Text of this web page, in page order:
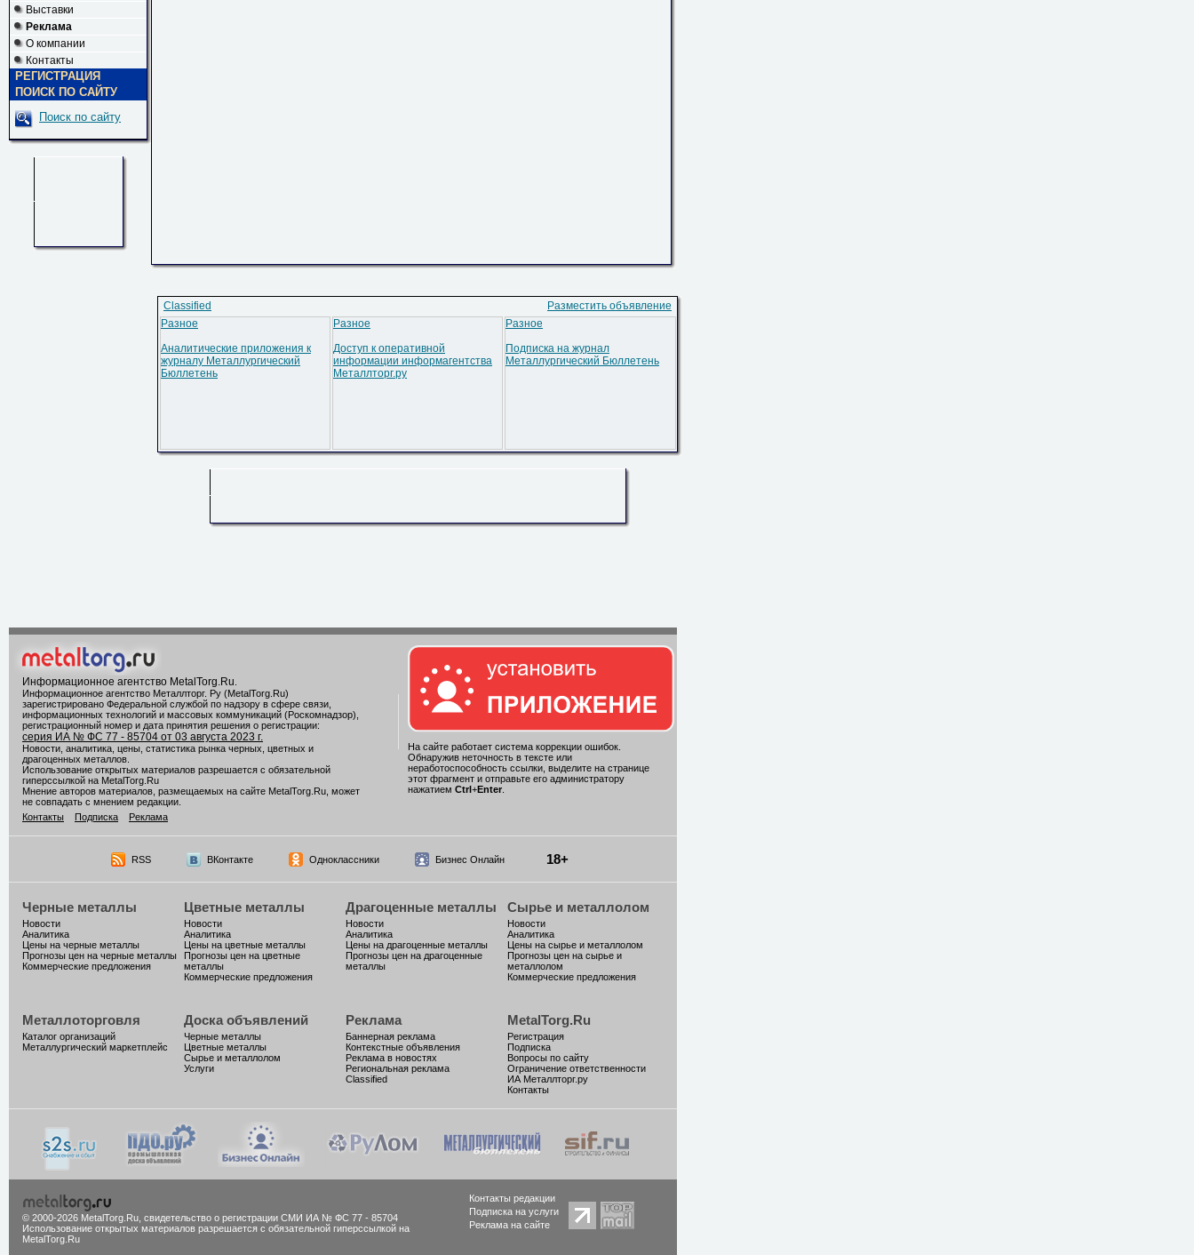
Выставки
Реклама
О компании
Контакты
РЕГИСТРАЦИЯ
ПОИСК ПО САЙТУ
Поиск по сайту
Classified
Разместить объявление
Разное
Аналитические приложения к
журналу Металлургический
Бюллетень
Разное
Доступ к оперативной
информации информагентства
Металлторг.ру
Разное
Подписка на журнал
Металлургический Бюллетень
Информационное агентство MetalTorg.Ru
Информационное агентство Металлторг. Ру (MetalTorg.Ru)
зарегистрировано Федеральной службой по надзору в сфере связи,
информационных технологий и массовых коммуникаций (Роскомнадзор),
регистрационный номер и дата принятия решения о регистрации:
серия ИА № ФС 77 - 85704 от 03 августа 2023 г.
Новости, аналитика, цены, статистика рынка черных, цветных и
драгоценных металлов.
Использование открытых материалов разрешается с обязательной
гиперссылкой на MetalTorg.Ru
Мнение авторов материалов, размещаемых на сайте MetalTorg.Ru, может
не совпадать с мнением редакции.
Контакты
Подписка Реклама
На сайте работает система коррекции ошибок.
Обнаружив неточность в тексте или
неработоспособность ссылки, выделите на странице
этот фрагмент и отправьте его администратору
нажатием Ctrl +Enter.
RSS ВКонтакте Одноклассники Бизнес Онлайн 18+
Черные металлы
Новости
Аналитика
Цены на черные металлы
Прогнозы цен на черные металлы
Коммерческие предложения
Цветные металлы
Новости
Аналитика
Цены на цветные металлы
Прогнозы цен на цветные
металлы
Коммерческие предложения
Драгоценные металлы
Новости
Аналитика
Цены на драгоценные металлы
Прогнозы цен на драгоценные
металлы
Сырье и металлолом
Новости
Аналитика
Цены на сырье и металлолом
Прогнозы цен на сырье и
металлолом
Коммерческие предложения
Металлоторговля
Каталог организаций
Металлургический маркетплейс
Доска объявлений
Черные металлы
Цветные металлы
Сырье и металлолом
Услуги
Реклама
Баннерная реклама
Контекстные объявления
Реклама в новостях
Региональная реклама
Classified
MetalTorg.Ru
Регистрация
Подписка
Вопросы по сайту
Ограничение ответственности
ИА Металлторг.ру
Контакты
© 2000-2026 MetalTorg.Ru, cвидетельство о регистрации СМИ ИА № ФС 77 - 85704
Использование открытых материалов разрешается с обязательной гиперссылкой на
MetalTorg.Ru
Контакты редакции
Подписка на услуги
Реклама на сайте